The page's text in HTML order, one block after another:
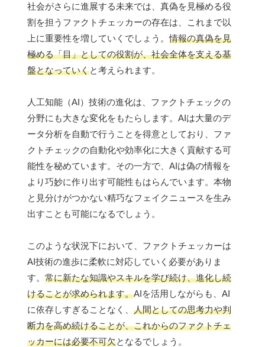
社会がさらに進展する未来では、真偽を見極める役
割を担うファクトチェッカーの存在は、これまで以
上に重要性を増していくでしょう。情報の真偽を見
極める「目」としての役割が、社会全体を支える基
盤となっていくと考えられます。
人工知能（AI）技術の進化は、ファクトチェックの
分野にも大きな変化をもたらします。AIは大量のデ
ータ分析を自動で行うことを得意としており、ファ
クトチェックの自動化や効率化に大きく貢献する可
能性を秘めています。その一方で、AIは偽の情報を
より巧妙に作り出す可能性もはらんでいます。本物
と見分けがつかない精巧なフェイクニュースを生み
出すことも可能になるでしょう。
このような状況下において、ファクトチェッカーは
AI技術の進歩に柔軟に対応していく必要がありま
す。 常に新たな知識やスキルを学び続け、進化し続
けることが求められます。AIを活用しながらも、AI
に依存しすぎることなく、 人間としての思考力や判
断力を高め続けることが、これからのファクトチェ
ッカーには必要不可欠となるでしょう。